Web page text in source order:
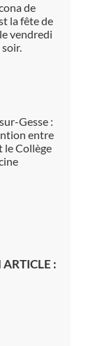
de
la fête de
vendredi
Gesse :
entre
le Collège
: